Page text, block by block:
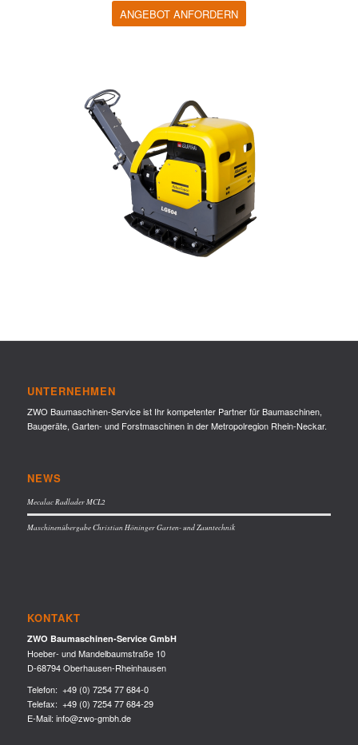
ANGEBOT ANFORDERN
UNTERNEHMEN
ZWO Baumaschinen-Service ist Ihr kompetenter Partner für Baumaschinen,
Baugeräte, Garten- und Forstmaschinen in der Metropolregion Rhein-Neckar.
NEWS
Mecalac Radlader MCL2
Maschinenübergabe Christian Höninger Garten- und Zauntechnik
KONTAKT
ZWO Baumaschinen-Service GmbH
Hoeber- und Mandelbaumstraße 10
D-68794 Oberhausen-Rheinhausen
Telefon: +49 (0) 7254 77 684-0
Telefax: +49 (0) 7254 77 684-29
E-Mail: info@zwo-gmbh.de